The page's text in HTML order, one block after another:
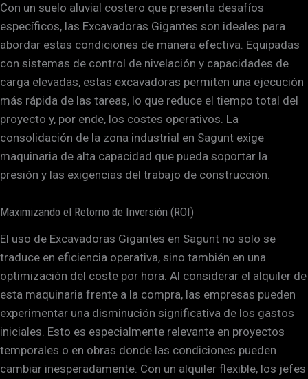
Con un suelo aluvial costero que presenta desafíos
específicos, las Excavadoras Gigantes son ideales para
abordar estas condiciones de manera efectiva. Equipadas
con sistemas de control de nivelación y capacidades de
carga elevadas, estas excavadoras permiten una ejecución
más rápida de las tareas, lo que reduce el tiempo total del
proyecto y, por ende, los costes operativos. La
consolidación de la zona industrial en Sagunt exige
maquinaria de alta capacidad que pueda soportar la
presión y las exigencias del trabajo de construcción.
Maximizando el Retorno de Inversión (ROI)
El uso de Excavadoras Gigantes en Sagunt no solo se
traduce en eficiencia operativa, sino también en una
optimización del coste por hora. Al considerar el alquiler de
esta maquinaria frente a la compra, las empresas pueden
experimentar una disminución significativa de los gastos
iniciales. Esto es especialmente relevante en proyectos
temporales o en obras donde las condiciones pueden
cambiar inesperadamente. Con un alquiler flexible, los jefes